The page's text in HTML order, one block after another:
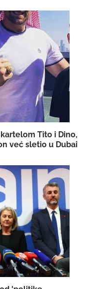
Tito i Dino,
već sletio u Dubai